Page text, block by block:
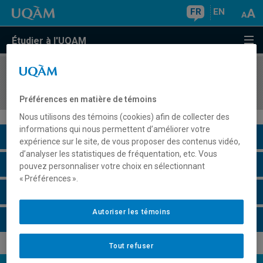
FR EN
Étudier à l'UQAM
COURS//
Description du cours
Horaire - Été 2026
Préférences en matière de témoins
Nous utilisons des témoins (cookies) afin de collecter des
informations qui nous permettent d’améliorer votre
expérience sur le site, de vous proposer des contenus vidéo,
d’analyser les statistiques de fréquentation, etc. Vous
pouvez personnaliser votre choix en sélectionnant
« Préférences ».
Tout refuser
Autoriser les témoins